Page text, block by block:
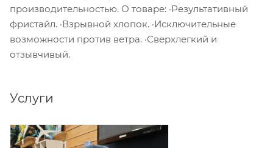
производительностью. О товаре: ·Результативный
фристайл. ·Взрывной хлопок. ·Исключительные
возможности против ветра. ·Сверхлегкий и
отзывчивый.
Услуги